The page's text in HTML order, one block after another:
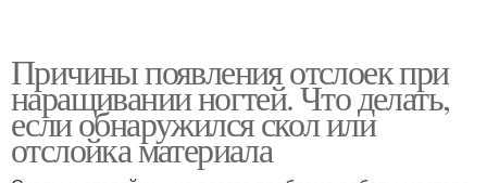
Причины появления отслоек при
наращивании ногтей. Что делать,
если обнаружился скол или
отслойка материала